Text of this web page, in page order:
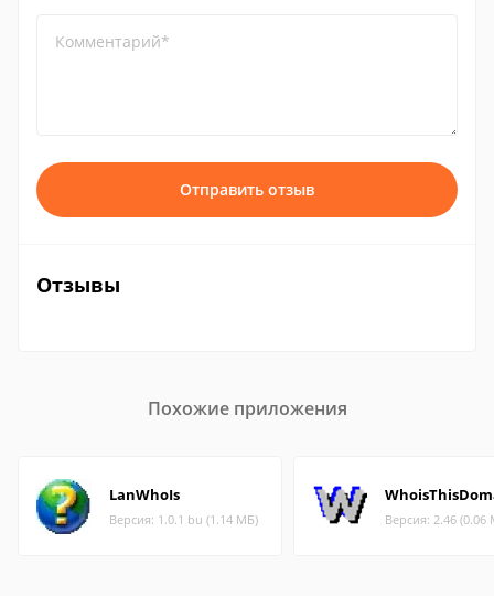
Комментарий*
Отправить отзыв
Отзывы
Похожие приложения
LanWhoIs
Версия: 1.0.1 bu (1.14 МБ) Версия: 2.46 (0.06